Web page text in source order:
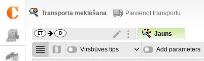
Transporta meklēšana Pievienot transportu
Jauns
Virsbūves tips Add parameters